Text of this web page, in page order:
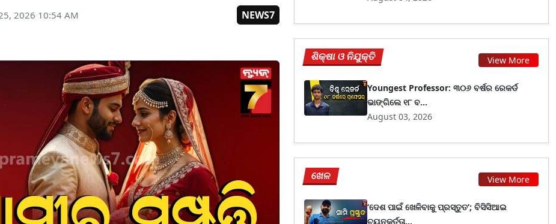
2026 10:54 AM
NEWS7
ଶିକ୍ଷା ଓ ନିଯୁକ୍ତି View More
Youngest Professor: ୩୦୬ ବର୍ଷର ରେକର୍ଡ
ଭାଙ୍ଗିଲେ ୧୮ ବ...
August 03, 2026
ଖେଳ View More
‘ଦେଶ ପାଇଁ ଖେଳିବାକୁ ପ୍ରସ୍ତୁତ’; ବିସିସିଆଇ
ଚୟନକର୍ତ୍ତା...